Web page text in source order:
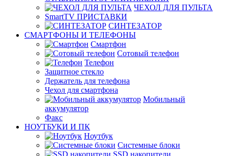
ЧЕХОЛ ДЛЯ ПУЛЬТА
SmartTV ПРИСТАВКИ
СИНТЕЗАТОР
СМАРТФОНЫ И ТЕЛЕФОНЫ
Смартфон
Сотовый телефон
Телефон
Защитное стекло
Держатель для телефона
Чехол для смартфона
Мобильный
аккумулятор
Факс
НОУТБУКИ И ПК
Ноутбук
Системные блоки
SSD накопители